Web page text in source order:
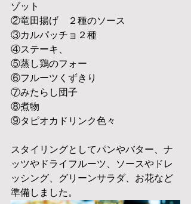
ゾット
②竜田揚げ　２種のソース
③カルパッチョ２種
④ステーキ、
⑤蒸し鶏のフォー
⑥フルーツくずきり
⑦みたらし団子
⑧煮物
⑨タピオカドリンク色々
スタイリングとしてパンやバター、ナ
ッツやドライフルーツ、ソースやドレ
ッシング、グリーンサラダ、お花など
準備しました。